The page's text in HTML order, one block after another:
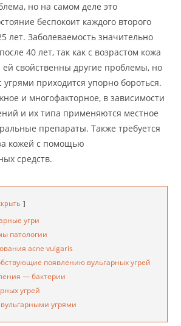
но на самом деле это
беспокоит каждого второго
лет. Заболеваемость значительно
40 лет, так как с возрастом кожа
ей свойственны другие проблемы, но
угрями приходится упорно бороться.
и многофакторное, в зависимости
и их типа применяются местное
препараты. Также требуется
кожей с помощью
средств.
угри
патологии
acne vulgaris
появлению вульгарных угрей
— бактерии
угрей
угрями